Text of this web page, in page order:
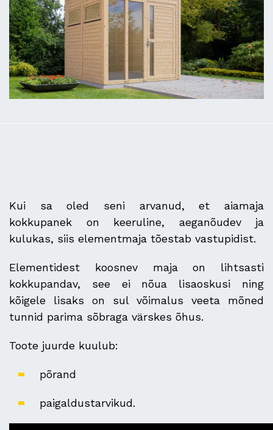
Kui sa oled seni arvanud, et aiamaja
kokkupanek on keeruline, aeganõudev ja
kulukas, siis elementmaja tõestab vastupidist.
Elementidest koosnev maja on lihtsasti
kokkupandav, see ei nõua lisaoskusi ning
kõigele lisaks on sul võimalus veeta mõned
tunnid parima sõbraga värskes õhus.
Toote juurde kuulub:
põrand
paigaldustarvikud.